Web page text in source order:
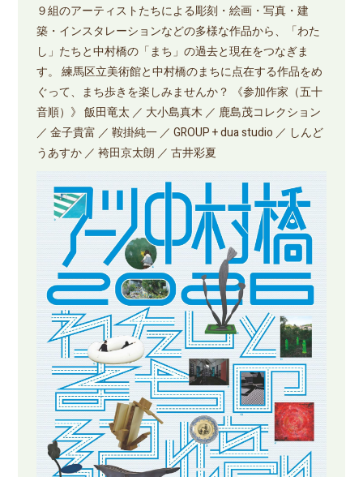
９組のアーティストたちによる彫刻・絵画・写真・建
築・インスタレーションなどの多様な作品から、「わた
し」たちと中村橋の「まち」の過去と現在をつなぎま
す。 練馬区立美術館と中村橋のまちに点在する作品をめ
ぐって、まち歩きを楽しみませんか？ 《参加作家（五十
音順）》 飯田竜太 ／ 大小島真木 ／ 鹿島茂コレクション
／ 金子貴富 ／ 鞍掛純一 ／ GROUP + dua studio ／ しんど
うあすか ／ 袴田京太朗 ／ 古井彩夏